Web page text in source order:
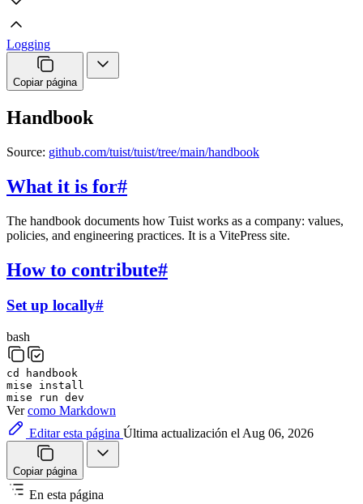
Logging
Copiar página
Handbook
Source: github.com/tuist/tuist/tree/main/handbook
What it is for#
The handbook documents how Tuist works as a company: values,
policies, and engineering practices. It is a VitePress site.
How to contribute#
Set up locally#
bash
cd
handbook
mise
install
mise
run dev
Ver como Markdown
Editar esta página Última actualización el Aug 06, 2026
Copiar página
En esta página